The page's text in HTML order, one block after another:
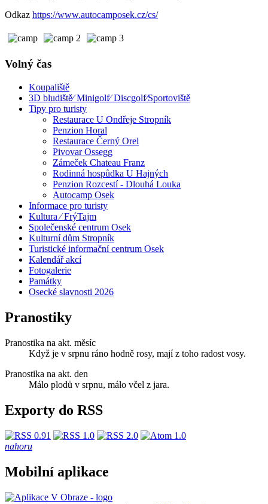
Odkaz https://www.autocamposek.cz/cs/
Volný čas
Koupaliště
3D bludiště⁄ Minigolf⁄ Discgolf⁄Sportoviště
Tipy pro turisty
Restaurace U Ondřeje Stropník
Penzion Horal
Restaurace Černý Orel
Pivovar Ossegg
Zámeček Chateau Franz
Rodinná hospůdka U Hajných
Penzion Rozcestí - Dlouhá Louka
Autocamp Osek
Informace pro turisty
Kultura ⁄ FrýTajm
Společenské centrum Osek
Kulturní dům Stropník
Turistické informační centrum Osek
Kalendář akcí
Fotogalerie
Památky
Osecké slavnosti 2026
Pranostiky
Pranostika na akt. měsíc
Když je v srpnu ráno hodně rosy, mají z toho radost vosy.
Pranostika na akt. den
Málo plodů v srpnu, málo včel z jara.
Exporty do RSS
nahoru
Mobilní aplikace